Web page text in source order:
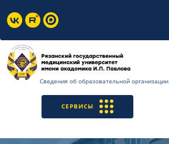
Сведения об образовательной организации
СЕРВИСЫ